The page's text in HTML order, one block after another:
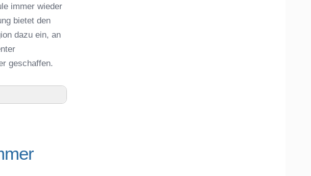
immer wieder
bietet den
dazu ein, an
geschaffen.